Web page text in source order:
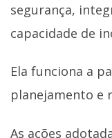
segurança,
capacidade de
Ela funciona a
planejamento e
As ações